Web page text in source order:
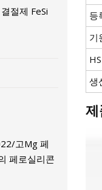
절제 FeSi
고Mg 페
페로실리콘
등
기
생